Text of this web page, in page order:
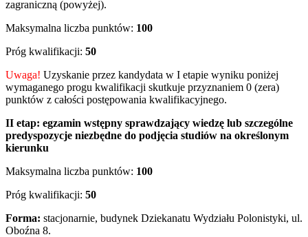
zagraniczną (powyżej).
Maksymalna liczba punktów: 100
Próg kwalifikacji: 50
Uwaga! Uzyskanie przez kandydata w I etapie wyniku poniżej
wymaganego progu kwalifikacji skutkuje przyznaniem 0 (zera)
punktów z całości postępowania kwalifikacyjnego.
II etap: egzamin wstępny sprawdzający wiedzę lub szczególne
predyspozycje niezbędne do podjęcia studiów na określonym
kierunku
Maksymalna liczba punktów: 100
Próg kwalifikacji: 50
Forma: stacjonarnie, budynek Dziekanatu Wydziału Polonistyki, ul.
Oboźna 8.